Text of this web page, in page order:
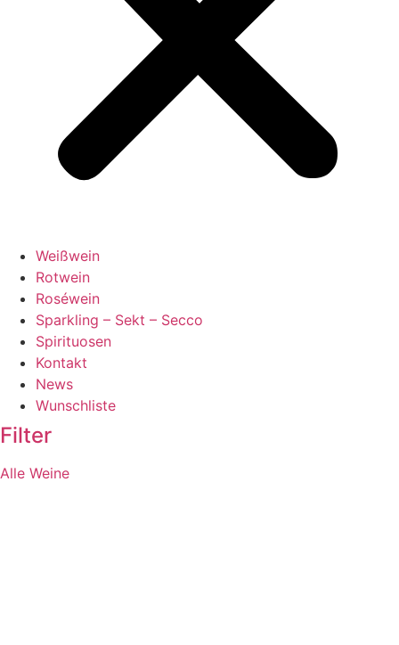
Weißwein
Rotwein
Roséwein
Sparkling – Sekt – Secco
Spirituosen
Kontakt
News
Wunschliste
Filter
Alle Weine